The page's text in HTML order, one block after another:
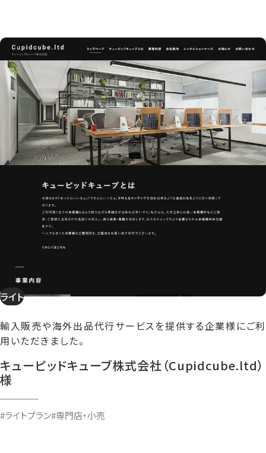
ライト
輸入販売や海外出品代行サービスを提供する企業様にご利
用いただきました。
キューピッドキューブ株式会社（Cupidcube.ltd）
様
#ライトプラン#専門店・小売